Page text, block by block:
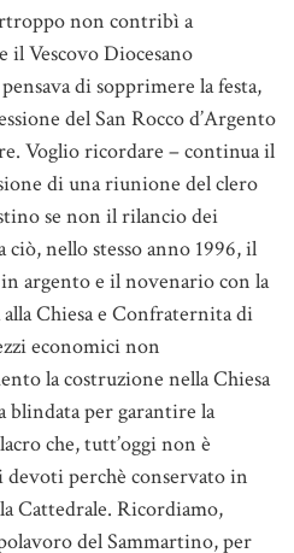
non contribì a
Vescovo Diocesano
di sopprimere la festa,
del San Rocco d’Argento
Voglio ricordare – continua il
di una riunione del clero
se non il rilancio dei
nello stesso anno 1996, il
argento e il novenario con la
Chiesa e Confraternita di
economici non
la costruzione nella Chiesa
blindata per garantire la
che, tutt’oggi non è
perchè conservato in
Cattedrale. Ricordiamo,
del Sammartino, per